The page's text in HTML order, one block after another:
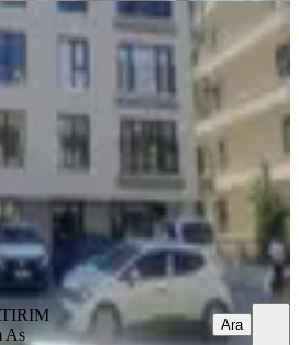
De 2+1 Yeni Binada Bahçe
Emek Mahallesi
Bahçe katı 07.08.2026
₺
DANIŞMANLIĞIÇiğdem As
As Ara